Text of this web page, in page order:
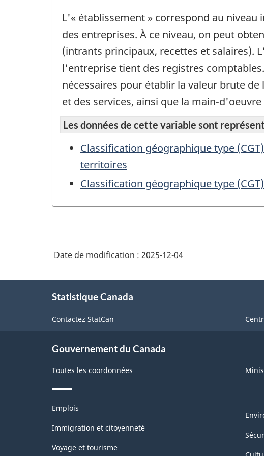
L'« établissement » correspond au
des entreprises. À ce niveau, on peut
(intrants principaux, recettes et salaires).
l'entreprise tient des registres
nécessaires pour établir la valeur brute
et des services, ainsi que la main-
Les données de cette variable sont
Classification géographique type
territoires
Classification géographique type
Date de modification : 2025-12-04
Statistique Canada
Contactez StatCan
Gouvernement du Canada
Toutes les coordonnées
Thèmes
sujets
Emplois
Immigration et citoyenneté
Voyage et tourisme